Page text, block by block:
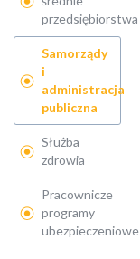
przedsiębiorstwa
Samorządy
i
administracja
publiczna
Służba
zdrowia
Pracownicze
programy
ubezpieczeniowe